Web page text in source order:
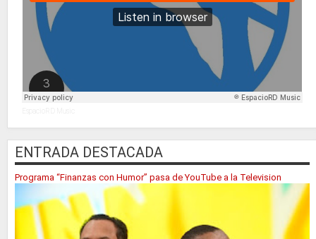
ENTRADA DESTACADA
Programa “Finanzas con Humor” pasa de YouTube a la Television